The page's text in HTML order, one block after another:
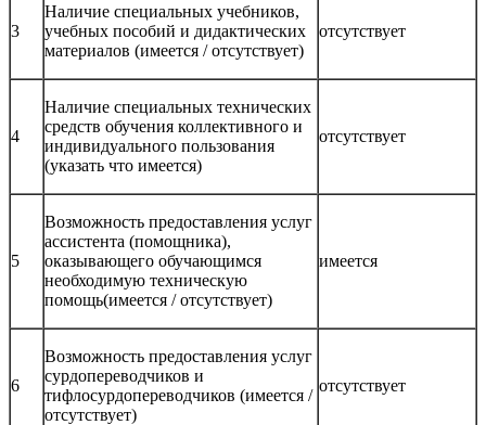
3
Наличие специальных учебников,
учебных пособий и дидактических
материалов (имеется / отсутствует)
отсутствует
4
Наличие специальных технических
средств обучения коллективного и
индивидуального пользования
(указать что имеется)
отсутствует
5
Возможность предоставления услуг
ассистента (помощника),
оказывающего обучающимся
необходимую техническую
помощь(имеется / отсутствует)
имеется
6
Возможность предоставления услуг
сурдопереводчиков и
тифлосурдопереводчиков (имеется /
отсутствует)
отсутствует